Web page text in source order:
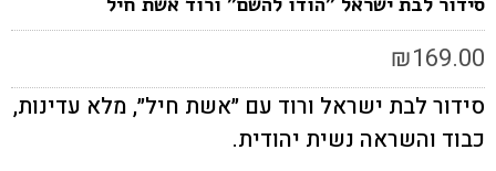
₪169.00
סידור לבת ישראל ורוד עם ״אשת חיל״, מלא עדינות,
כבוד והשראה נשית יהודית.